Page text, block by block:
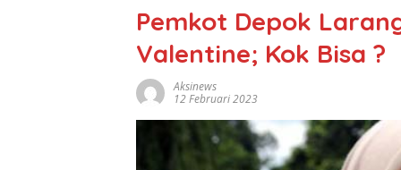
Pemkot Depok
Valentine; Kok Bisa ?
Aksinews
12 Februari 2023